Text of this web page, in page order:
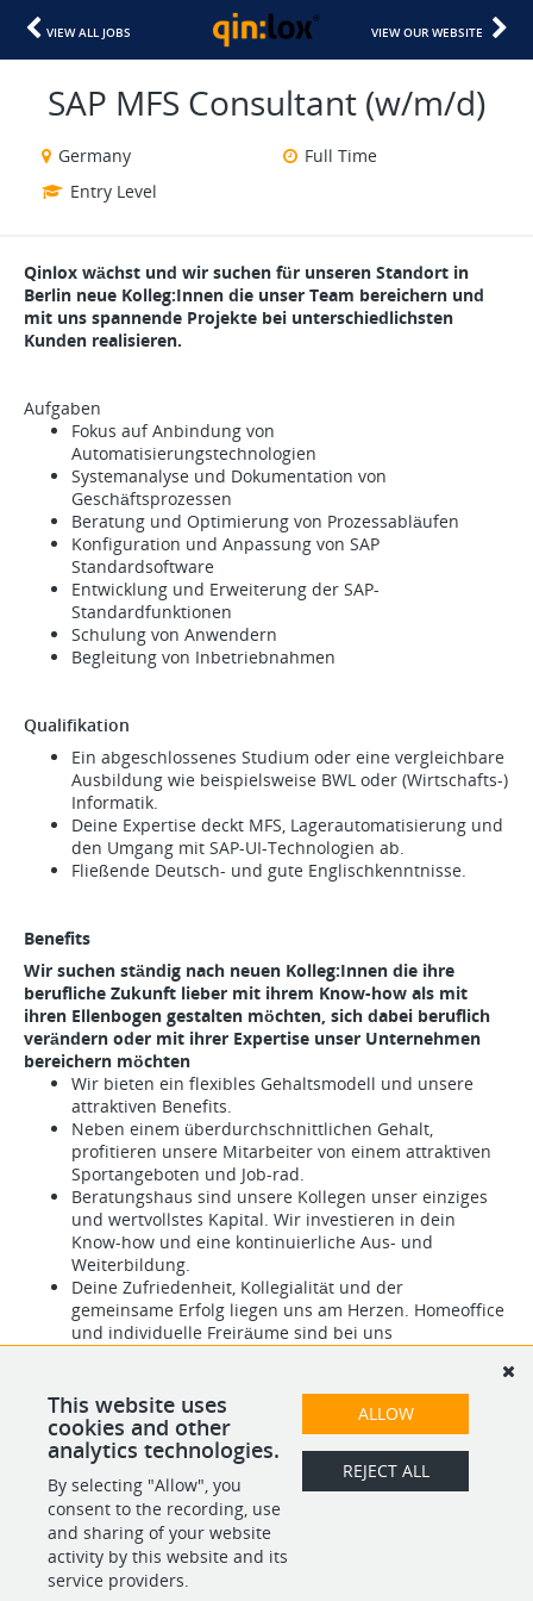
VIEW ALL JOBS VIEW OUR WEBSITE
SAP MFS Consultant (w/m/d)
Germany
Full Time
Entry Level
Qinlox wächst und wir suchen für unseren Standort in
Berlin neue Kolleg:Innen die unser Team bereichern und
mit uns spannende Projekte bei unterschiedlichsten
Kunden realisieren.
Aufgaben
Fokus auf Anbindung von
Automatisierungstechnologien
Systemanalyse und Dokumentation von
Geschäftsprozessen
Beratung und Optimierung von Prozessabläufen
Konfiguration und Anpassung von SAP
Standardsoftware
Entwicklung und Erweiterung der SAP-
Standardfunktionen
Schulung von Anwendern
Begleitung von Inbetriebnahmen
Qualifikation
Ein abgeschlossenes Studium oder eine vergleichbare
Ausbildung wie beispielsweise BWL oder (Wirtschafts-)
Informatik.
Deine Expertise deckt MFS, Lagerautomatisierung und
den Umgang mit SAP-UI-Technologien ab.
Fließende Deutsch- und gute Englischkenntnisse.
Benefits
Wir suchen ständig nach neuen Kolleg:Innen die ihre
berufliche Zukunft lieber mit ihrem Know-how als mit
ihren Ellenbogen gestalten möchten, sich dabei beruflich
verändern oder mit ihrer Expertise unser Unternehmen
bereichern möchten
Wir bieten ein flexibles Gehaltsmodell und unsere
attraktiven Benefits.
Neben einem überdurchschnittlichen Gehalt,
profitieren unsere Mitarbeiter von einem attraktiven
Sportangeboten und Job-rad.
Beratungshaus sind unsere Kollegen unser einziges
und wertvollstes Kapital. Wir investieren in dein
Know-how und eine kontinuierliche Aus- und
Weiterbildung.
Deine Zufriedenheit, Kollegialität und der
gemeinsame Erfolg liegen uns am Herzen. Homeoffice
und individuelle Freiräume sind bei uns
Wir freuen uns auf Deine Bewerbung!
SHARE APPLY
This website uses
cookies and other
analytics technologies.
By selecting "Allow", you
consent to the recording, use
and sharing of your website
activity by this website and its
service providers.
ALLOW
REJECT ALL